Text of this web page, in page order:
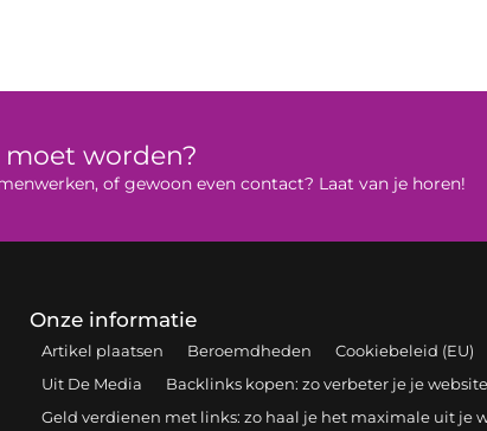
worden?
of gewoon even contact? Laat van je horen!
Onze informatie
Artikel plaatsen Beroemdheden Cookiebeleid (EU)
Uit De Media
Backlinks kopen: zo verbeter je je
Geld verdienen met links: zo haal je het maximale uit je